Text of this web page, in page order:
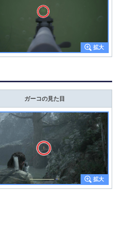
ガーコの見た目